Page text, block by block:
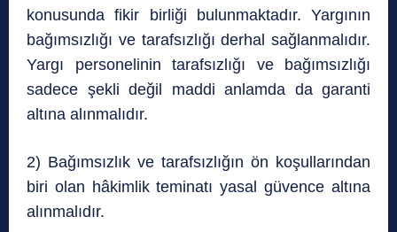
konusunda fikir birliği bulunmaktadır. Yargının
bağımsızlığı ve tarafsızlığı derhal sağlanmalıdır.
Yargı personelinin tarafsızlığı ve bağımsızlığı
sadece şekli değil maddi anlamda da garanti
altına alınmalıdır.
2) Bağımsızlık ve tarafsızlığın ön koşullarından
biri olan hâkimlik teminatı yasal güvence altına
alınmalıdır.